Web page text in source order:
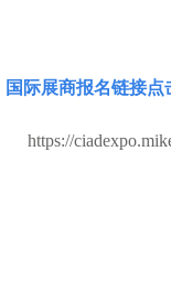
国际展商报名链接
https://